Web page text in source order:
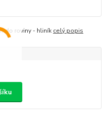
do roviny - hliník celý popis